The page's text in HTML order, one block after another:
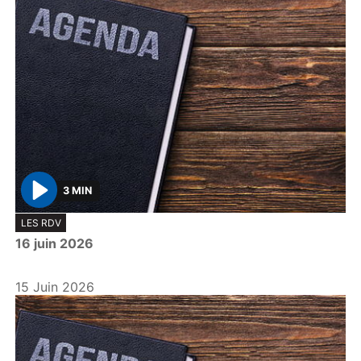
P
l
a
3 MIN
LES RDV
16 juin 2026
15 Juin 2026